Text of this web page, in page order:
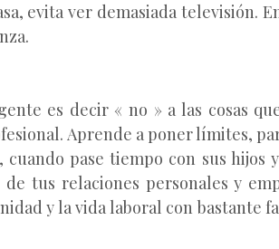
evita ver demasiada televisión.
es decir « no » a las cosas
Aprende a poner límites,
pase tiempo con sus
tus relaciones personales y
y la vida laboral con bastante